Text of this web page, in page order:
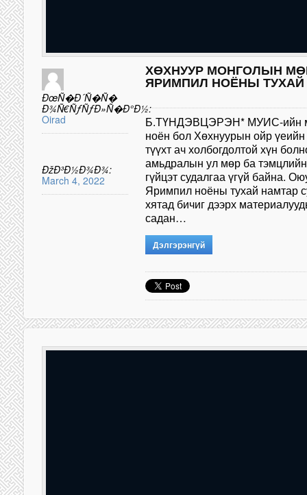
ÐœÑ�Ð´Ñ�Ñ�
Ð¾Ñ€ÑƒÑƒÐ»Ñ�Ð°Ð½:
Oirad
ÐžÐ³Ð½Ð¾Ð¾:
March 4, 2022
ХӨХНУУР МОНГОЛЫН
ЯРИМПИЛ НОЁНЫ
Б.ТҮНДЭВЦЭРЭН* МУИС-ийн
ноён бол Хөхнуурын ойр үеийн
түүхт ач холбогдолтой хүн
амьдралын ул мөр ба
гүйцэт судалгаа үгүй байна.
Яримпил ноёны тухай намтар
хятад бичиг дээрх
садан…
Дэлгэрэнгүй